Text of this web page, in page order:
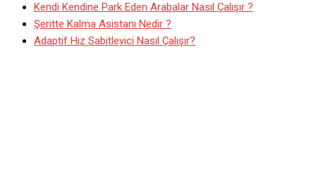
Kendi Kendine Park Eden Arabalar Nasıl Çalışır ?
Şeritte Kalma Asistanı Nedir ?
Adaptif Hız Sabitleyici Nasıl Çalışır?